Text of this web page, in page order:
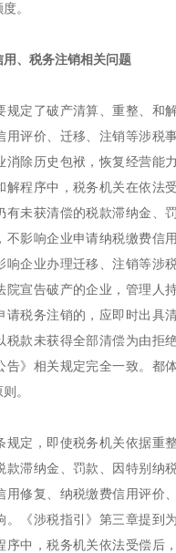
。
用、税务注销相关问题
规定了破产清算、重整、和
用评价、迁移、注销等涉税
消除历史包袱，恢复经营能
解程序中，税务机关在依法
有未获清偿的税款滞纳金、
不影响企业申请纳税缴费信
响企业办理迁移、注销等涉
院宣告破产的企业，管理人
请税务注销的，应即时出具
税款未获得全部清偿为由拒
告》相关规定完全一致。都
。
规定，即使税务机关依据重
款滞纳金、罚款、因特别纳
用修复、纳税缴费信用评价
。《涉税指引》第三章提到
序中，税务机关依法受偿后